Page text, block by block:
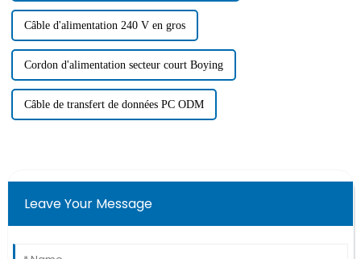
Câble d'alimentation 240 V en gros
Cordon d'alimentation secteur court Boying
Câble de transfert de données PC ODM
Leave Your Message